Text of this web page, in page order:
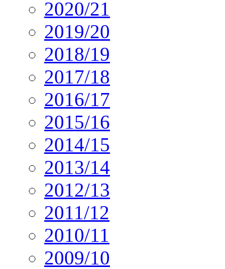
2020/21
2019/20
2018/19
2017/18
2016/17
2015/16
2014/15
2013/14
2012/13
2011/12
2010/11
2009/10